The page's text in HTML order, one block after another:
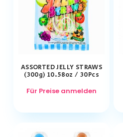
ASSORTED JELLY STRAWS
(300g) 10.58oz / 30Pcs
Für Preise anmelden